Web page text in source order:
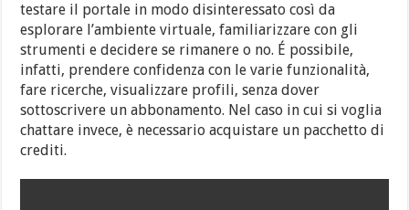
testare il portale in modo disinteressato così da
esplorare l’ambiente virtuale, familiarizzare con gli
strumenti e decidere se rimanere o no. É possibile,
infatti, prendere confidenza con le varie funzionalità,
fare ricerche, visualizzare profili, senza dover
sottoscrivere un abbonamento. Nel caso in cui si voglia
chattare invece, è necessario acquistare un pacchetto di
crediti.